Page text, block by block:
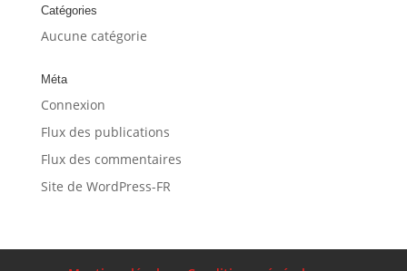
Catégories
Aucune catégorie
Méta
Connexion
Flux des publications
Flux des commentaires
Site de WordPress-FR